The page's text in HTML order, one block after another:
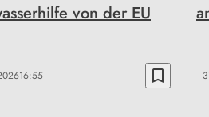
von der EU
16:55 bookmark_border